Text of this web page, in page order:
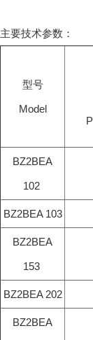
主要技术参数：
型号
Model
BZ2BEA
102
BZ2BEA 103
BZ2BEA
153
BZ2BEA 202
BZ2BEA